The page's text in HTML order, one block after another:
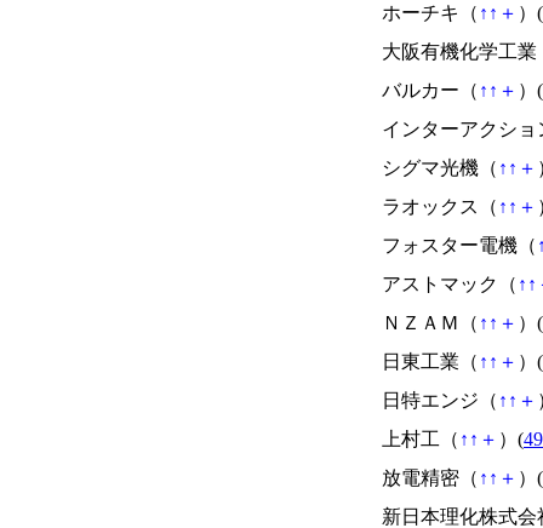
ホーチキ（ ↑ ↑ ＋ ）(
大阪有機化学工業
バルカー（ ↑ ↑ ＋ ）(
インターアクショ
シグマ光機（ ↑ ↑ ＋
ラオックス（ ↑ ↑ ＋
フォスター電機（
アストマック（ ↑ ↑
ＮＺＡＭ（ ↑ ↑ ＋ ）(
日東工業（ ↑ ↑ ＋ ）(
日特エンジ（ ↑ ↑ ＋
上村工（ ↑ ↑ ＋ ）(
放電精密（ ↑ ↑ ＋ ）(
新日本理化株式会